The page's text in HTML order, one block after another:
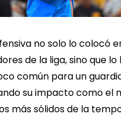
no solo lo colocó
de la liga, sino que lo
común para un
su impacto como el
más sólidos de la